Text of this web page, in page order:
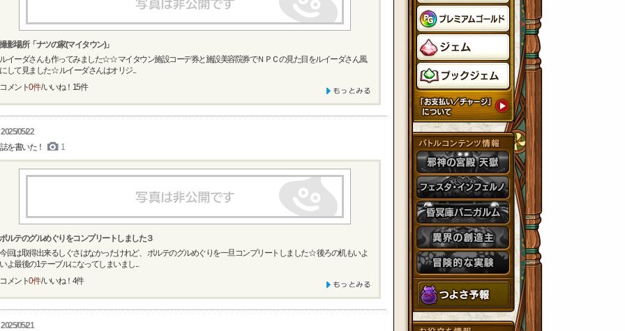
撮影場所「ナツの家(マイタウン)」
ルイーダさんも作ってみました☆☆ マイタウン施設コーデ券と施設美容院券でＮＰＣの見た目をルイーダさん風
にして見ました☆ ルイーダさんはオリジ...
コメント0件/ いいね！ 15件
2025/05/22
を書いた！
1
ポルテのグルめぐりをコンプリートしました３
今回は取得出来るしぐさはなかったけれど、 ポルテのグルめぐりを一旦コンプリートしました☆ 後ろの机もいよ
いよ最後の1テーブルになってしまいまし...
コメント0件/ いいね！ 4件
2025/05/21